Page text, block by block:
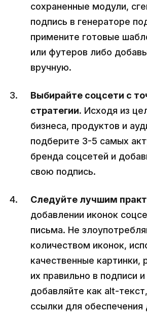
сохраненные модули,
подпись в генераторе
примените готовые
или футеров либо
вручную.
Выбирайте соцсети с
стратегии. Исходя из
бизнеса, продуктов и
подберите 3-5 самых
бренда соцсетей и
свою подпись.
Следуйте лучшим
добавлении иконок
письма. Не
количеством иконок,
качественные картинки,
их правильно в подписи и
добавляйте как alt-
ссылки для обеспечения